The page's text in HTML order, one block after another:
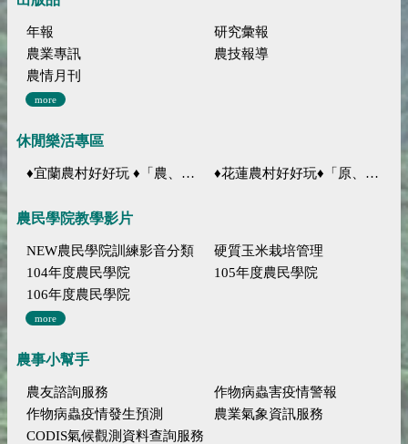
年報
研究彙報
農業專訊
農技報導
農情月刊
more
休閒樂活專區
♦宜蘭農村好好玩 ♦「農、藝、山、水」四條遊程推薦 ♦花蓮農村好好玩♦「原、生、慢、活」四條遊程推薦
農民學院教學影片
NEW農民學院訓練影音分類
硬質玉米栽培管理
104年度農民學院
105年度農民學院
106年度農民學院
more
農事小幫手
農友諮詢服務
作物病蟲害疫情警報
作物病蟲疫情發生預測
農業氣象資訊服務
CODIS氣候觀測資料查詢服務